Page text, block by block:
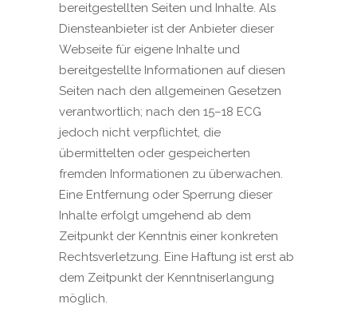
bereitgestellten Seiten und Inhalte. Als
Diensteanbieter ist der Anbieter dieser
Webseite für eigene Inhalte und
bereitgestellte Informationen auf diesen
Seiten nach den allgemeinen Gesetzen
verantwortlich; nach den 15–18 ECG
jedoch nicht verpflichtet, die
übermittelten oder gespeicherten
fremden Informationen zu überwachen.
Eine Entfernung oder Sperrung dieser
Inhalte erfolgt umgehend ab dem
Zeitpunkt der Kenntnis einer konkreten
Rechtsverletzung. Eine Haftung ist erst ab
dem Zeitpunkt der Kenntniserlangung
möglich.